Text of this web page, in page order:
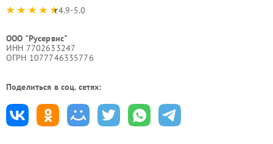
4.9-5.0
ООО "Русервис"
ИНН 7702633247
ОГРН 1077746335776
Поделиться в соц. сетях: